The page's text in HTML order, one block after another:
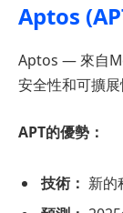
Aptos
Aptos — 來自
安全性和可擴展
APT的優勢：
技術： 新的